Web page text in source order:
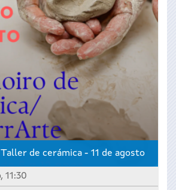
de cerámica - 11 de agosto
11:30